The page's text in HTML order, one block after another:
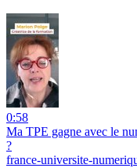
0:58
Ma TPE gagne avec le
?
france-universite-